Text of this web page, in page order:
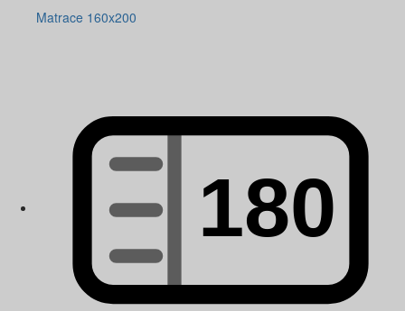
Matrace 160x200